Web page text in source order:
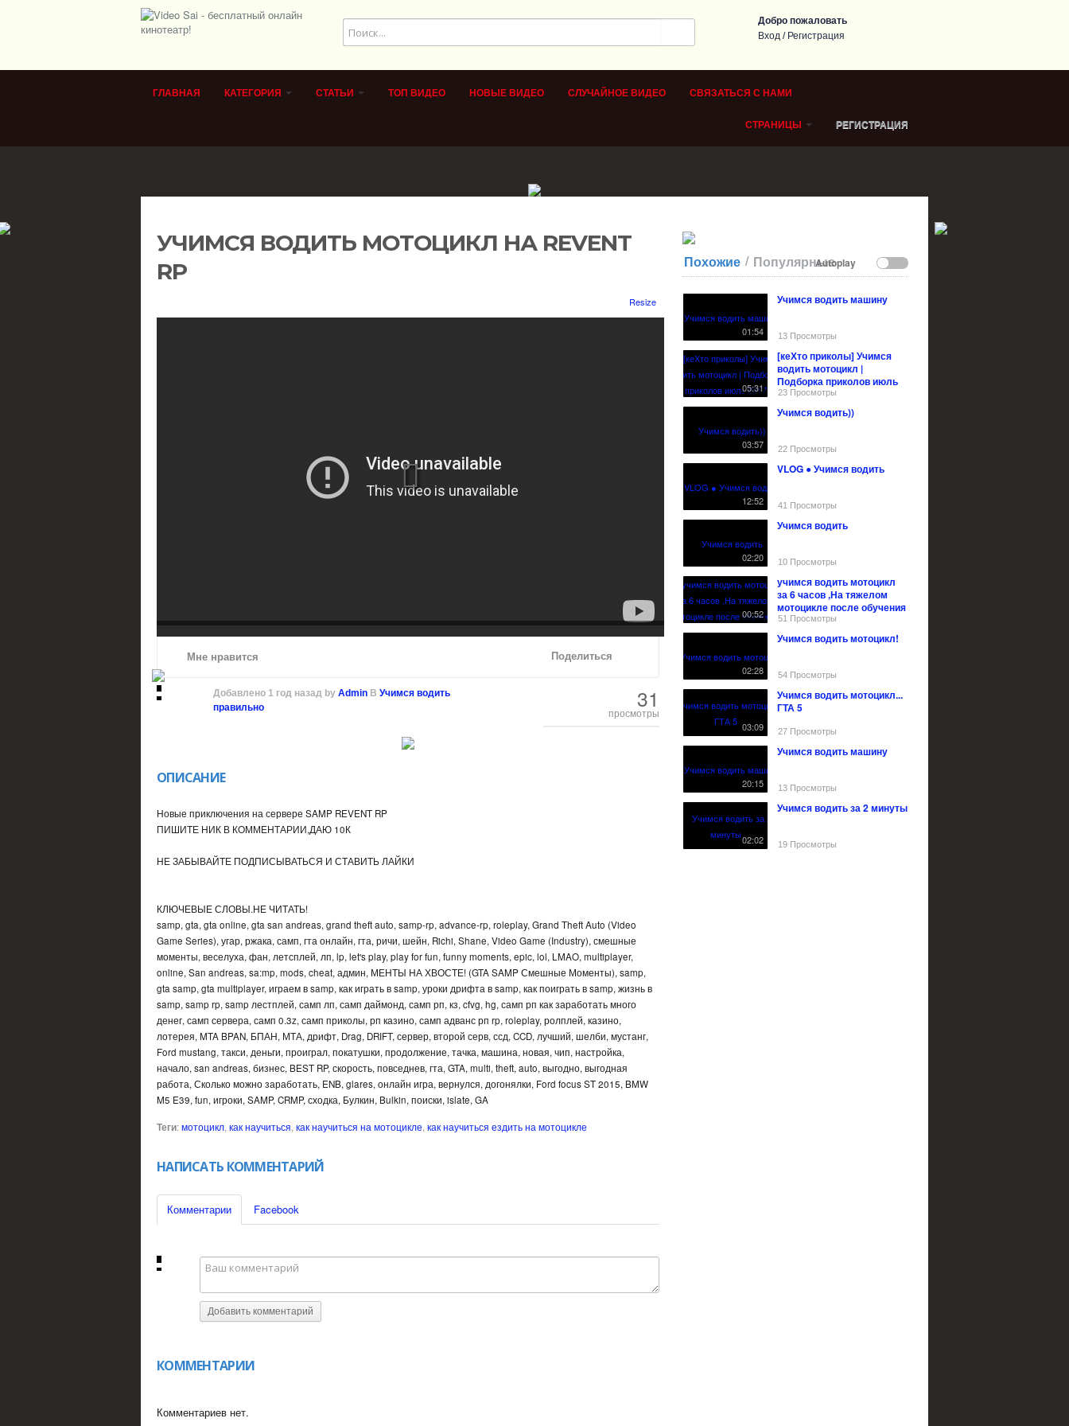
Добро пожаловать
Вход/ Регистрация
ГЛАВНАЯ КАТЕГОРИЯ СТАТЬИ ТОП ВИДЕО НОВЫЕ ВИДЕО СЛУЧАЙНОЕ ВИДЕО СВЯЗАТЬСЯ С НАМИ
СТРАНИЦЫ РЕГИСТРАЦИЯ
УЧИМСЯ ВОДИТЬ МОТОЦИКЛ НА REVENT
RP
Resize
Мне нравится Поделиться
Добавлено 1 год назад byAdmin ВУчимся водить
правильно
31
просмотры
ОПИСАНИЕ
Новые приключения на сервере SAMP REVENT RP
ПИШИТЕ НИК В КОММЕНТАРИИ,ДАЮ 10К
НЕ ЗАБЫВАЙТЕ ПОДПИСЫВАТЬСЯ И СТАВИТЬ ЛАЙКИ
КЛЮЧЕВЫЕ СЛОВЫ.НЕ ЧИТАТЬ!
samp, gta, gta online, gta san andreas, grand theft auto, samp-rp, advance-rp, roleplay, Grand Theft Auto (Video
Game Series), угар, ржака, самп, гта онлайн, гта, ричи, шейн, Richi, Shane, Video Game (Industry), смешные
моменты, веселуха, фан, летсплей, лп, lp, let's play, play for fun, funny moments, epic, lol, LMAO, multiplayer,
online, San andreas, sa:mp, mods, cheat, админ, МЕНТЫ НА ХВОСТЕ! (GTA SAMP Смешные Моменты), samp,
gta samp, gta multiplayer, играем в samp, как играть в samp, уроки дрифта в samp, как поиграть в samp, жизнь в
samp, samp rp, samp лестплей, самп лп, самп даймонд, самп рп, кз, cfvg, hg, самп рп как заработать много
денег, самп сервера, самп 0.3z, самп приколы, рп казино, самп адванс рп rp, roleplay, ролплей, казино,
лотерея, MTA BPAN, БПАН, МТА, дрифт, Drag, DRIFT, сервер, второй серв, ссд, CCD, лучший, шелби, мустанг,
Ford mustang, такси, деньги, проиграл, покатушки, продолжение, тачка, машина, новая, чип, настройка,
начало, san andreas, бизнес, BEST RP, скорость, повседнев, гта, GTA, multi, theft, auto, выгодно, выгодная
работа, Сколько можно заработать, ENB, glares, онлайн игра, вернулся, догонялки, Ford focus ST 2015, BMW
M5 E39, fun, игроки, SAMP, CRMP, сходка, Булкин, Bulkin, поиски, islate, GA
Теги:мотоцикл, как научиться, как научиться на мотоцикле, как научиться ездить на мотоцикле
НАПИСАТЬ КОММЕНТАРИЙ
Комментарии Facebook
Добавить комментарий
КОММЕНТАРИИ
Комментариев нет.
Autoplay
Похожие / Популярные
01:54
Учимся водить машину
13 Просмотры
05:31
[кеХто приколы] Учимся
водить мотоцикл |
Подборка приколов июль
2017
23 Просмотры
03:57
Учимся водить))
22 Просмотры
12:52
VLOG ● Учимся водить
41 Просмотры
02:20
Учимся водить
10 Просмотры
00:52
учимся водить мотоцикл
за 6 часов ,На тяжелом
мотоцикле после обучения
51 Просмотры
02:28
Учимся водить мотоцикл!
54 Просмотры
03:09
Учимся водить мотоцикл...
ГТА 5
27 Просмотры
20:15
Учимся водить машину
13 Просмотры
02:02
Учимся водить за 2 минуты
19 Просмотры